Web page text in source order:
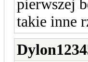
pierwszej
takie inne